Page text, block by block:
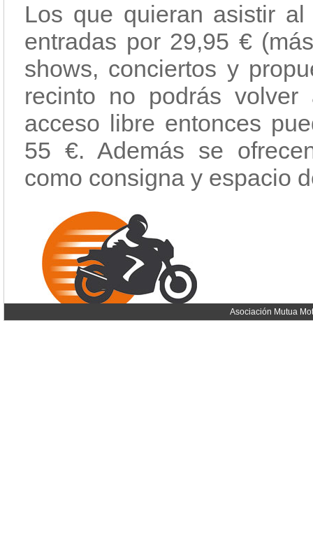
Los que quieran asistir
entradas por 29,95 €
shows, conciertos y
recinto no podrás
acceso libre entonces
55 €. Además se
como consigna y espacio
Asociación Mutua